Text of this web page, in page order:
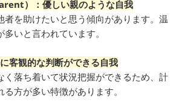
）：優しい親のような自我
者を助けたいと思う傾向があります。温
いと言われています。
客観的な判断ができる自我
く落ち着いて状況把握ができるため、計
方が多い特徴があります。